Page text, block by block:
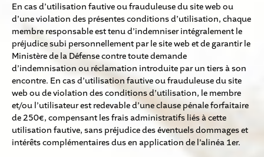
En cas d’utilisation fautive ou frauduleuse du site web ou
d’une violation des présentes conditions d’utilisation, chaque
membre responsable est tenu d’indemniser intégralement le
préjudice subi personnellement par le site web et de garantir le
Ministère de la Défense contre toute demande
d’indemnisation ou réclamation introduite par un tiers à son
encontre. En cas d’utilisation fautive ou frauduleuse du site
web ou de violation des conditions d’utilisation, le membre
et/ou l’utilisateur est redevable d’une clause pénale forfaitaire
de 250€, compensant les frais administratifs liés à cette
utilisation fautive, sans préjudice des éventuels dommages et
intérêts complémentaires dus en application de l’alinéa 1er.